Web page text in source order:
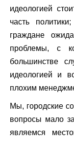
идеологией
часть
граждане
проблемы, с
большинстве
идеологией и
плохим
Мы, городские
вопросы мало
являемся